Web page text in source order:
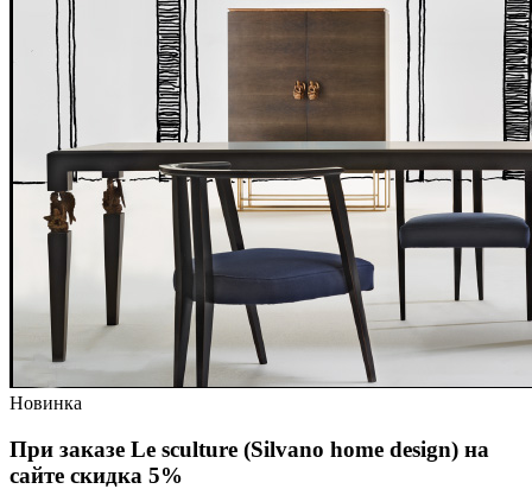
Новинка
При заказе Le sculture (Silvano home design) на
сайте скидка 5%